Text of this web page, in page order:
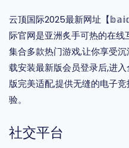
云顶国际2025最新网址【
际官网是亚洲炙手可热的在线
集合多款热门游戏,让你享受
载安装最新版会员登录后,进
版完美适配,提供无缝的电子
验。
社交平台